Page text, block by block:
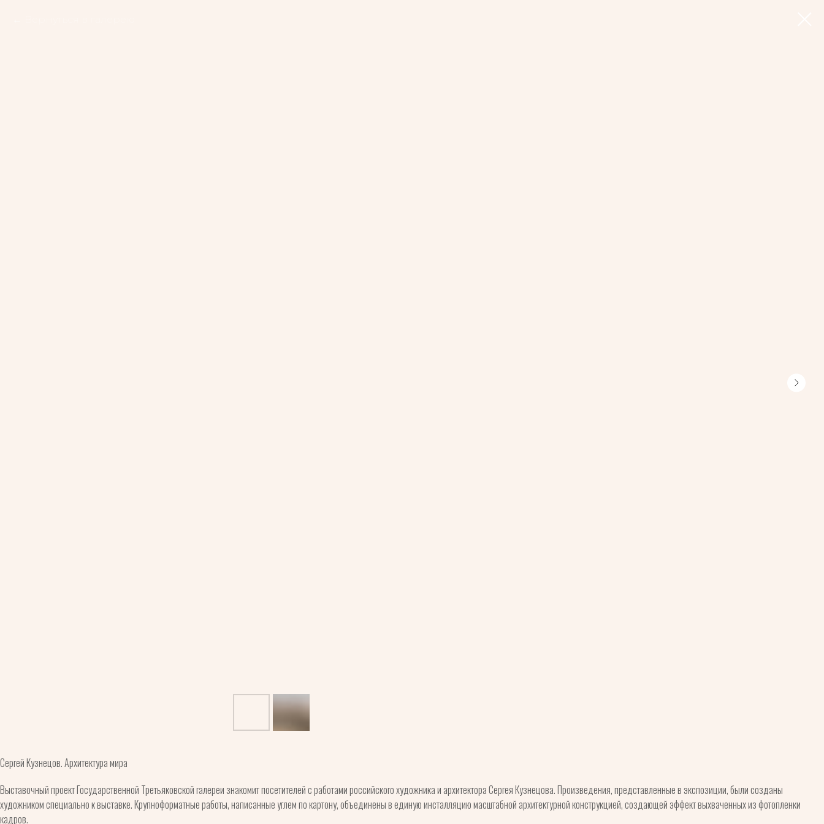
Сергей Кузнецов. Архитектура мира
Выставочный проект Государственной Третьяковской галереи знакомит посетителей с работами российского художника и архитектора Сергея Кузнецова. Произведения, представленные в экспозиции, были созданы
художником специально к выставке. Крупноформатные работы, написанные углем по картону, объединены в единую инсталляцию масштабной архитектурной конструкцией, создающей эффект выхваченных из фотопленки
кадров.